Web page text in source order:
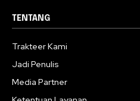
TENTANG
Trakteer Kami
Jadi Penulis
Media Partner